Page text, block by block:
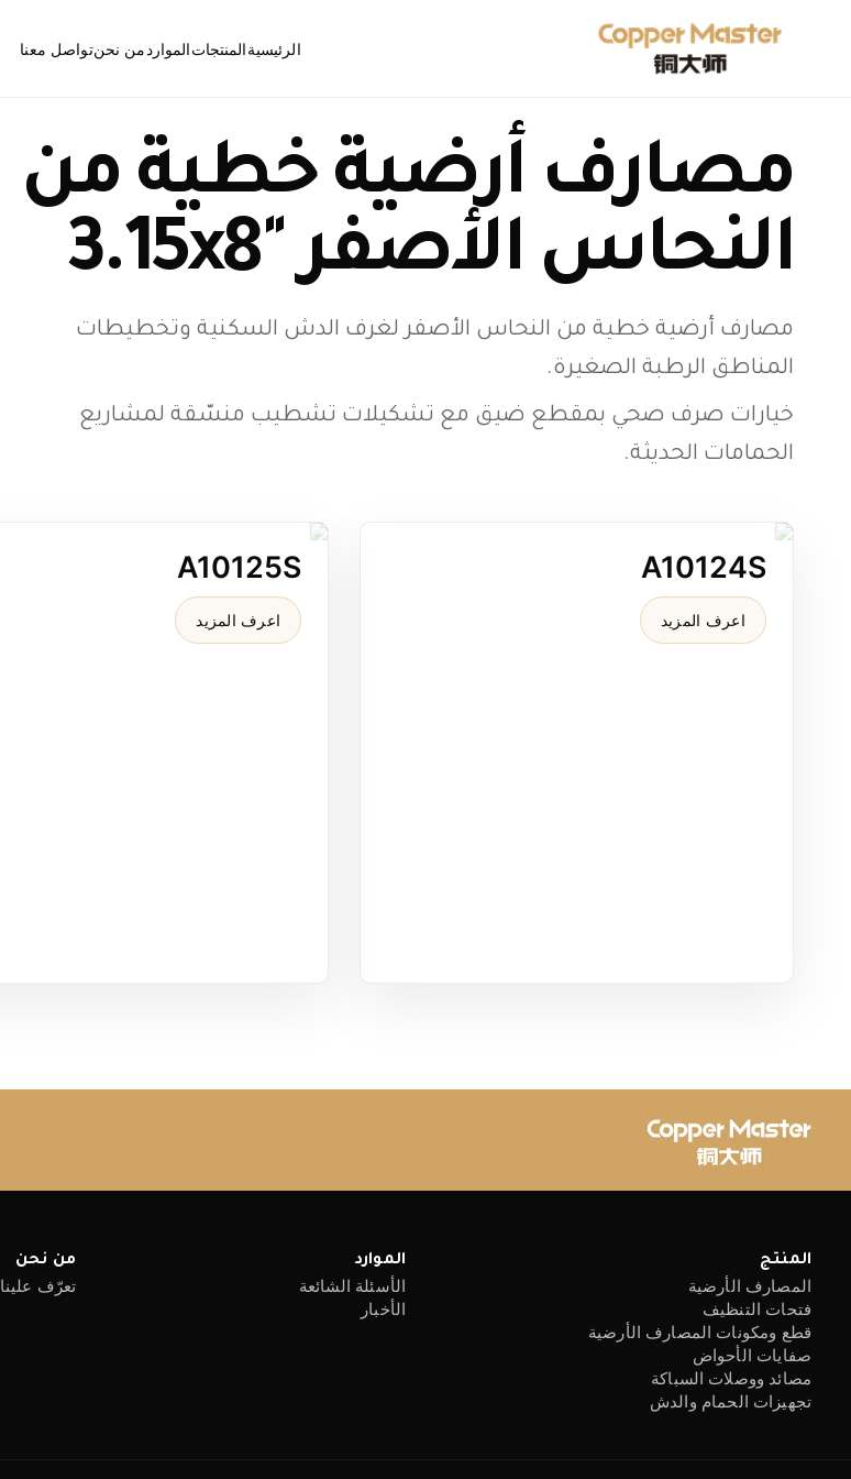
الرئيسيةالمنتجات
المصارف الأرضية
الأرضية
مصائد ووصلات السباكة
الموارد
الأسئلة الشائعة
من نحنتواصل معنا
مصارف أرضية خطية من
النحاس الأصفر "3.15x8
مصارف أرضية خطية من النحاس الأصفر لغرف الدش السكنية وتخطيطات
المناطق الرطبة الصغيرة.
خيارات صرف صحي بمقطع ضيق مع تشكيلات تشطيب منسّقة لمشاريع
الحمامات الحديثة.
A10124S
A10124S مصرف أرضي خطي "3.15x8 من النحاس الأصفر بتشطيب مصقول لامع لتخطيطات الدش الصغيرة.
اعرف المزيد
A10125S
A10125S مصرف أرضي خطي "3.15x8 من النحاس الأصفر بتشطيب مصقول مطفي للمناطق الرطبة السكنية الصغيرة.
اعرف المزيد
المنتج
المصارف الأرضية
فتحات التنظيف
قطع ومكونات المصارف الأرضية
صفايات الأحواض
مصائد ووصلات السباكة
تجهيزات الحمام والدش
الموارد
الأسئلة الشائعة
الأخبار
من نحن
تعرّف علينا